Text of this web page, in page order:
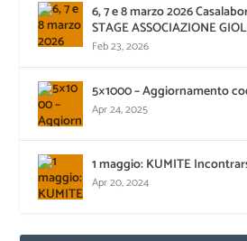
6, 7 e 8 marzo 2026
STAGE ASSOCIAZIONE
Feb 23, 2026
5×1000 – Aggiornamento
Apr 24, 2025
1 maggio: KUMITE
Apr 20, 2024